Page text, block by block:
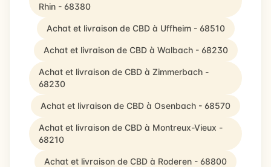
Rhin - 68380
Achat et livraison de CBD à Uffheim - 68510
Achat et livraison de CBD à Walbach - 68230
Achat et livraison de CBD à Zimmerbach -
68230
Achat et livraison de CBD à Osenbach - 68570
Achat et livraison de CBD à Montreux-Vieux -
68210
Achat et livraison de CBD à Roderen - 68800